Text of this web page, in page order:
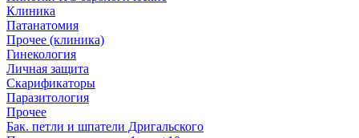
Клиника
Патанатомия
Прочее (клиника)
Гинекология
Личная защита
Скарификаторы
Паразитология
Прочее
Бак. петли и шпатели Дригальского